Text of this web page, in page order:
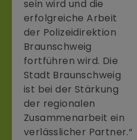
sein wird und die
erfolgreiche Arbeit
der Polizeidirektion
Braunschweig
fortführen wird. Die
Stadt Braunschweig
ist bei der Stärkung
der regionalen
Zusammenarbeit ein
verlässlicher Partner.“